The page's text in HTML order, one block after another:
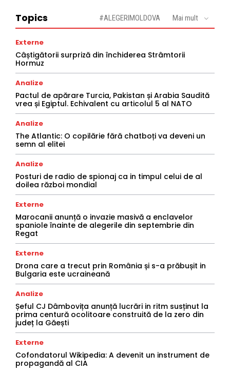
Topics #ALEGERIMOLDOVA Mai mult
Externe
Câștigătorii surpriză din închiderea Strâmtorii
Hormuz
Analize
Pactul de apărare Turcia, Pakistan și Arabia Saudită
vrea și Egiptul. Echivalent cu articolul 5 al NATO
Analize
The Atlantic: O copilărie fără chatboți va deveni un
semn al elitei
Analize
Posturi de radio de spionaj ca in timpul celui de al
doilea război mondial
Externe
Marocanii anunță o invazie masivă a enclavelor
spaniole înainte de alegerile din septembrie din
Regat
Externe
Drona care a trecut prin România și s-a prăbușit in
Bulgaria este ucraineană
Analize
Șeful CJ Dâmbovița anunță lucrări in ritm susținut la
prima centură ocolitoare construită de la zero din
județ la Găești
Externe
Cofondatorul Wikipedia: A devenit un instrument de
propagandă al CIA